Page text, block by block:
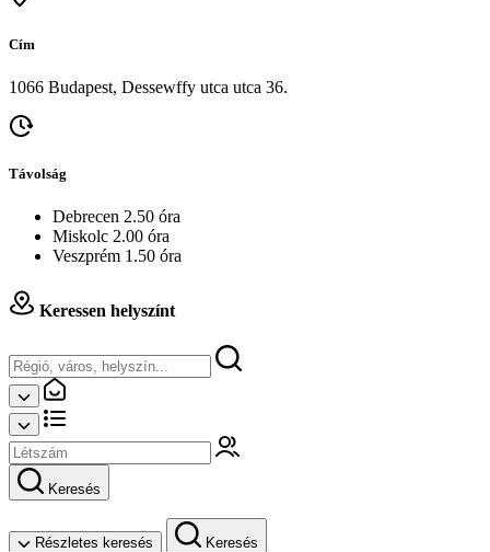
Cím
1066 Budapest, Dessewffy utca utca 36.
Távolság
Debrecen 2.50 óra
Miskolc 2.00 óra
Veszprém 1.50 óra
Keressen helyszínt
Keresés
Részletes keresés Keresés